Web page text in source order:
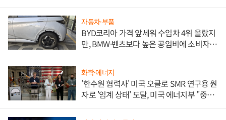
자동차·부품
BYD코리아 가격 앞세워 수입차 4위 올랐지
만, BMW·벤츠보다 높은 공임비에 소비자
화학·에너지
'한수원 협력사' 미국 오클로 SMR 연구용 원
자로 '임계 상태' 도달, 미국 에너지부 "중요